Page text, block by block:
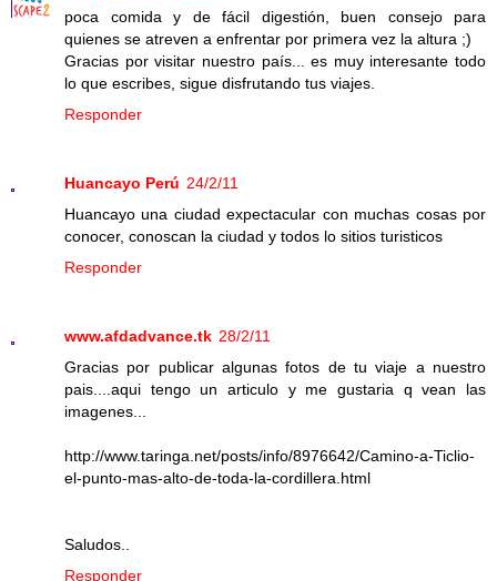
poca comida y de fácil digestión, buen consejo para
quienes se atreven a enfrentar por primera vez la altura ;)
Gracias por visitar nuestro país... es muy interesante todo
lo que escribes, sigue disfrutando tus viajes.
Responder
Huancayo Perú 24/2/11
Huancayo una ciudad expectacular con muchas cosas por
conocer, conoscan la ciudad y todos lo sitios turisticos
Responder
www.afdadvance.tk 28/2/11
Gracias por publicar algunas fotos de tu viaje a nuestro
pais....aqui tengo un articulo y me gustaria q vean las
imagenes...
http://www.taringa.net/posts/info/8976642/Camino-a-Ticlio-
el-punto-mas-alto-de-toda-la-cordillera.html
Saludos..
Responder